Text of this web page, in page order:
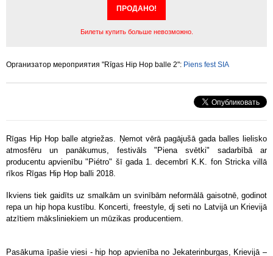
ПРОДАНО!
Билеты купить больше невозможно.
Организатор мероприятия "Rīgas Hip Hop balle 2": Piens fest SIA
Rīgas Hip Hop balle atgriežas. Ņemot vērā pagājušā gada balles lielisko
atmosfēru un panākumus, festivāls "Piena svētki" sadarbībā ar
producentu apvienību "Piétro" šī gada 1. decembrī K.K. fon Stricka villā
rīkos Rīgas Hip Hop balli 2018.
Ikviens tiek gaidīts uz smalkām un svinībām neformālā gaisotnē, godinot
repa un hip hopa kustību. Koncerti, freestyle, dj seti no Latvijā un Krievijā
atzītiem māksliniekiem un mūzikas producentiem.
Pasākuma īpašie viesi - hip hop apvienība no Jekaterinburgas, Krievijā –